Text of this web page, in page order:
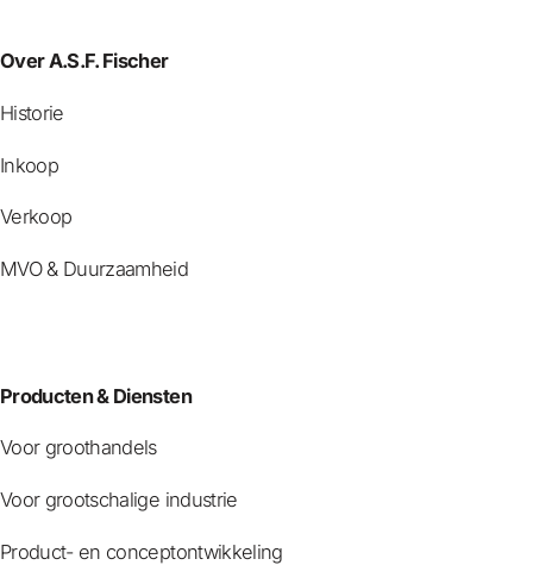
Over A.S.F. Fischer
Historie
Inkoop
Verkoop
MVO & Duurzaamheid
Producten & Diensten
Voor groothandels
Voor grootschalige industrie
Product- en conceptontwikkeling